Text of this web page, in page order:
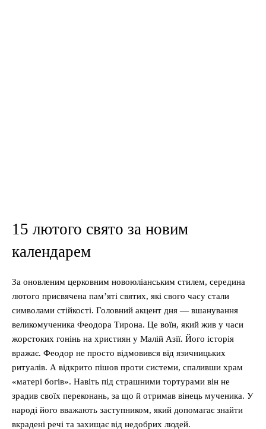
15 лютого свято за новим
календарем
За оновленим церковним новоюліанським стилем, середина
лютого присвячена пам’яті святих, які свого часу стали
символами стійкості. Головний акцент дня — вшанування
великомученика Феодора Тирона. Це воїн, який жив у часи
жорстоких гонінь на християн у Малій Азії. Його історія
вражає. Феодор не просто відмовився від язичницьких
ритуалів. А відкрито пішов проти системи, спаливши храм
«матері богів». Навіть під страшними тортурами він не
зрадив своїх переконань, за що й отримав вінець мученика. У
народі його вважають заступником, який допомагає знайти
вкрадені речі та захищає від недобрих людей.